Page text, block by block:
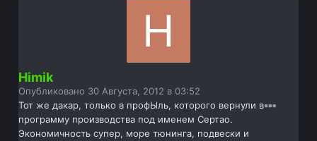
Himik
Опубликовано 30 Августа, 2012 в 03:52
Тот же дакар, только в профЫль, которого вернули в
программу производства под именем Сертао.
Экономичность супер, море тюнинга, подвески и